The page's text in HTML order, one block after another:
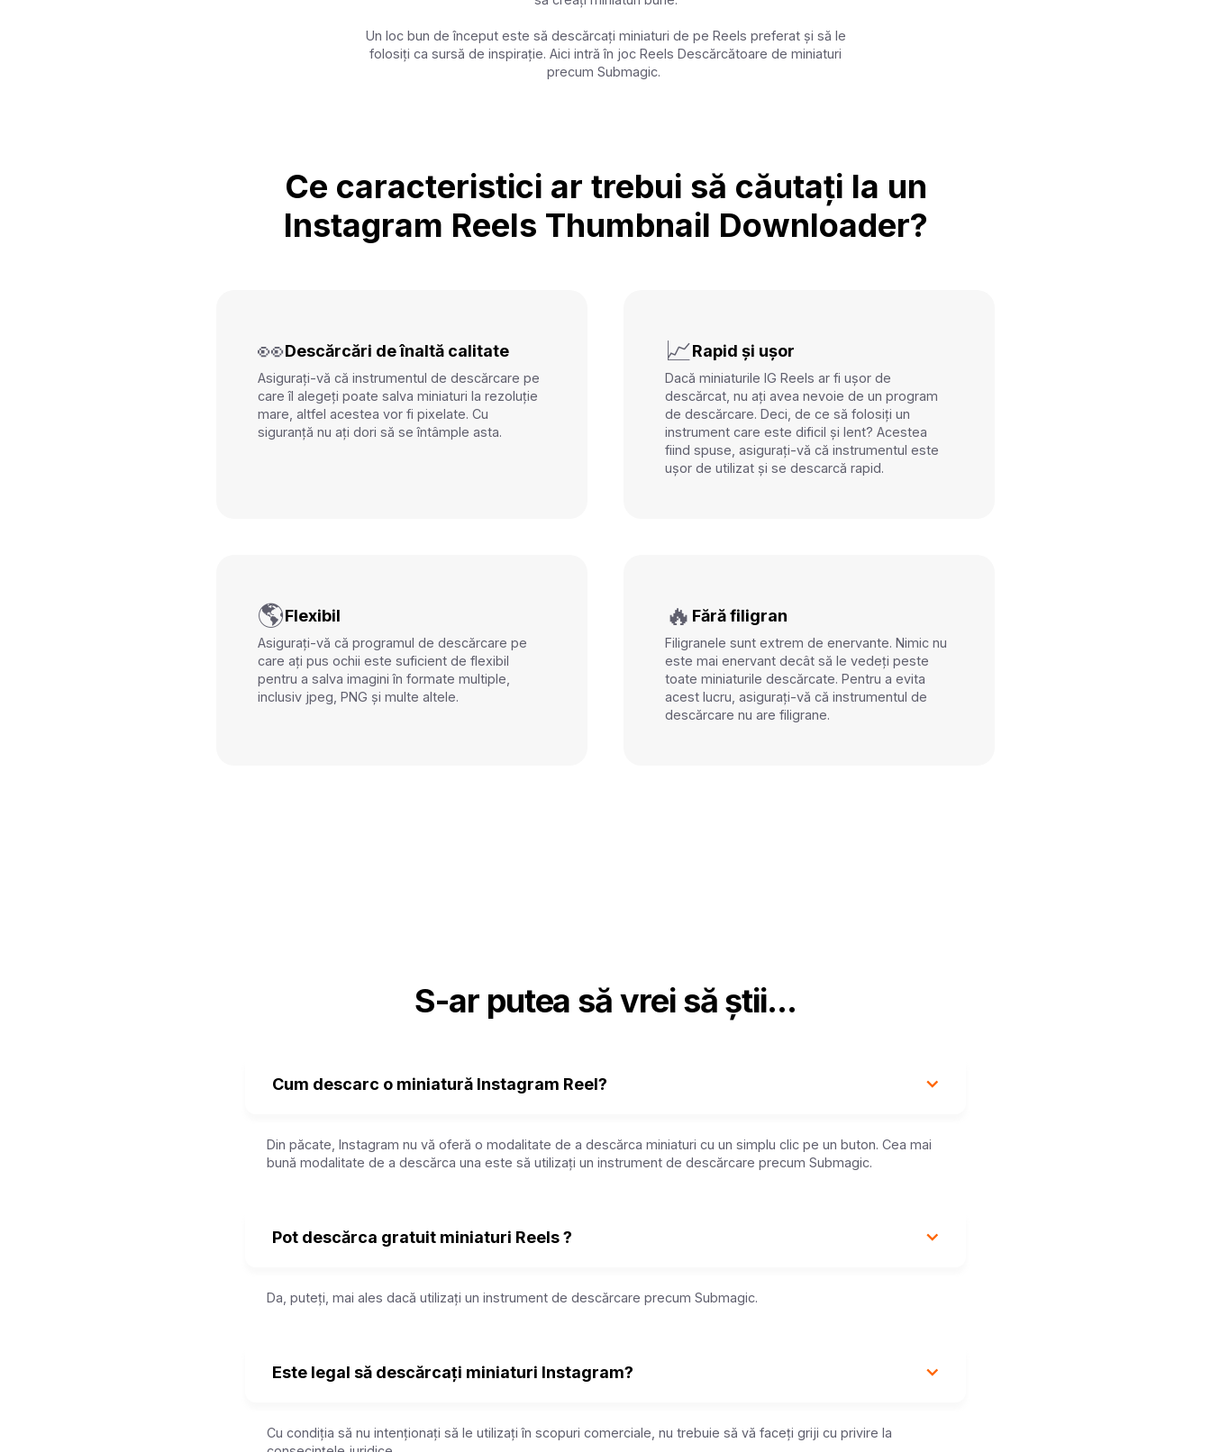
Un loc bun de început este să descărcați miniaturi de pe Reels preferat și să le
folosiți ca sursă de inspirație. Aici intră în joc Reels Descărcătoare de miniaturi
precum Submagic.
Ce caracteristici ar trebui să căutați la un
Instagram Reels Thumbnail Downloader?
👀Descărcări de înaltă calitate
Asigurați-vă că instrumentul de descărcare pe
care îl alegeți poate salva miniaturi la rezoluție
mare, altfel acestea vor fi pixelate. Cu
siguranță nu ați dori să se întâmple asta.
📈Rapid și ușor
Dacă miniaturile IG Reels ar fi ușor de
descărcat, nu ați avea nevoie de un program
de descărcare. Deci, de ce să folosiți un
instrument care este dificil și lent? Acestea
fiind spuse, asigurați-vă că instrumentul este
ușor de utilizat și se descarcă rapid.
🌎Flexibil
Asigurați-vă că programul de descărcare pe
care ați pus ochii este suficient de flexibil
pentru a salva imagini în formate multiple,
inclusiv jpeg, PNG și multe altele.
🔥 Fără filigran
Filigranele sunt extrem de enervante. Nimic nu
este mai enervant decât să le vedeți peste
toate miniaturile descărcate. Pentru a evita
acest lucru, asigurați-vă că instrumentul de
descărcare nu are filigrane.
S-ar putea să vrei să știi...
Cum descarc o miniatură Instagram Reel?
Din păcate, Instagram nu vă oferă o modalitate de a descărca miniaturi cu un simplu clic pe un buton. Cea mai
bună modalitate de a descărca una este să utilizați un instrument de descărcare precum Submagic.
Pot descărca gratuit miniaturi Reels ?
Da, puteți, mai ales dacă utilizați un instrument de descărcare precum Submagic.
Este legal să descărcați miniaturi Instagram?
Cu condiția să nu intenționați să le utilizați în scopuri comerciale, nu trebuie să vă faceți griji cu privire la